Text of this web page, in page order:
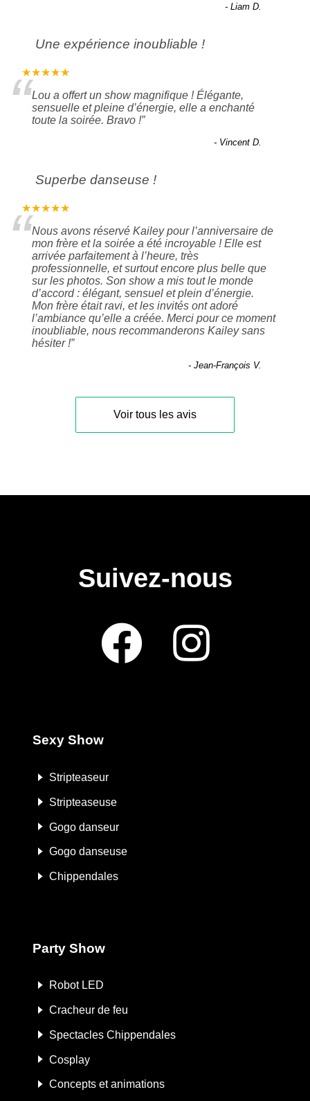
- Liam D.
Une expérience inoubliable !
★★★★★
“Lou a offert un show magnifique ! Élégante,
sensuelle et pleine d’énergie, elle a enchanté
toute la soirée. Bravo !”
- Vincent D.
Superbe danseuse !
★★★★★
“Nous avons réservé Kailey pour l’anniversaire de
mon frère et la soirée a été incroyable ! Elle est
arrivée parfaitement à l’heure, très
professionnelle, et surtout encore plus belle que
sur les photos. Son show a mis tout le monde
d’accord : élégant, sensuel et plein d’énergie.
Mon frère était ravi, et les invités ont adoré
l’ambiance qu’elle a créée. Merci pour ce moment
inoubliable, nous recommanderons Kailey sans
hésiter !”
- Jean-François V.
Voir tous les avis
Suivez-nous
Sexy Show
Stripteaseur
Stripteaseuse
Gogo danseur
Gogo danseuse
Chippendales
Party Show
Robot LED
Cracheur de feu
Spectacles Chippendales
Cosplay
Concepts et animations